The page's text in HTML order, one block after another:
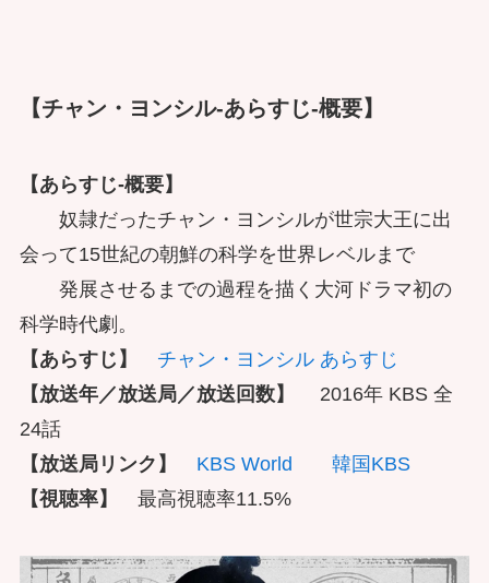
【チャン・ヨンシル-あらすじ-概要】
【あらすじ-概要】
奴隷だったチャン・ヨンシルが世宗大王に出
会って15世紀の朝鮮の科学を世界レベルまで
発展させるまでの過程を描く大河ドラマ初の
科学時代劇。
【あらすじ】
チャン・ヨンシル あらすじ
【放送年／放送局／放送回数】
2016年 KBS 全
24話
【放送局リンク】
KBS World
韓国KBS
【視聴率】
最高視聴率11.5%